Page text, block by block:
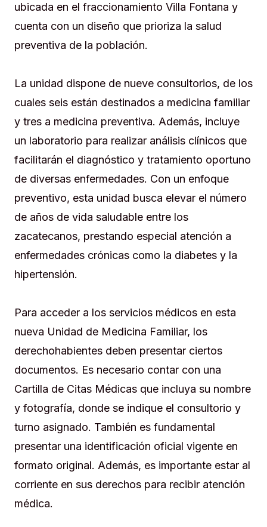
ubicada en el fraccionamiento Villa Fontana y
cuenta con un diseño que prioriza la salud
preventiva de la población.
La unidad dispone de nueve consultorios, de los
cuales seis están destinados a medicina familiar
y tres a medicina preventiva. Además, incluye
un laboratorio para realizar análisis clínicos que
facilitarán el diagnóstico y tratamiento oportuno
de diversas enfermedades. Con un enfoque
preventivo, esta unidad busca elevar el número
de años de vida saludable entre los
zacatecanos, prestando especial atención a
enfermedades crónicas como la diabetes y la
hipertensión.
Para acceder a los servicios médicos en esta
nueva Unidad de Medicina Familiar, los
derechohabientes deben presentar ciertos
documentos. Es necesario contar con una
Cartilla de Citas Médicas que incluya su nombre
y fotografía, donde se indique el consultorio y
turno asignado. También es fundamental
presentar una identificación oficial vigente en
formato original. Además, es importante estar al
corriente en sus derechos para recibir atención
médica.